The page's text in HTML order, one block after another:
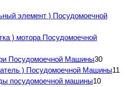
элемент ) Посудомоечной
) мотора Посудомоечной
Посудомоечной Машины30
) Посудомоечной Машины11
посудомоечной машины10